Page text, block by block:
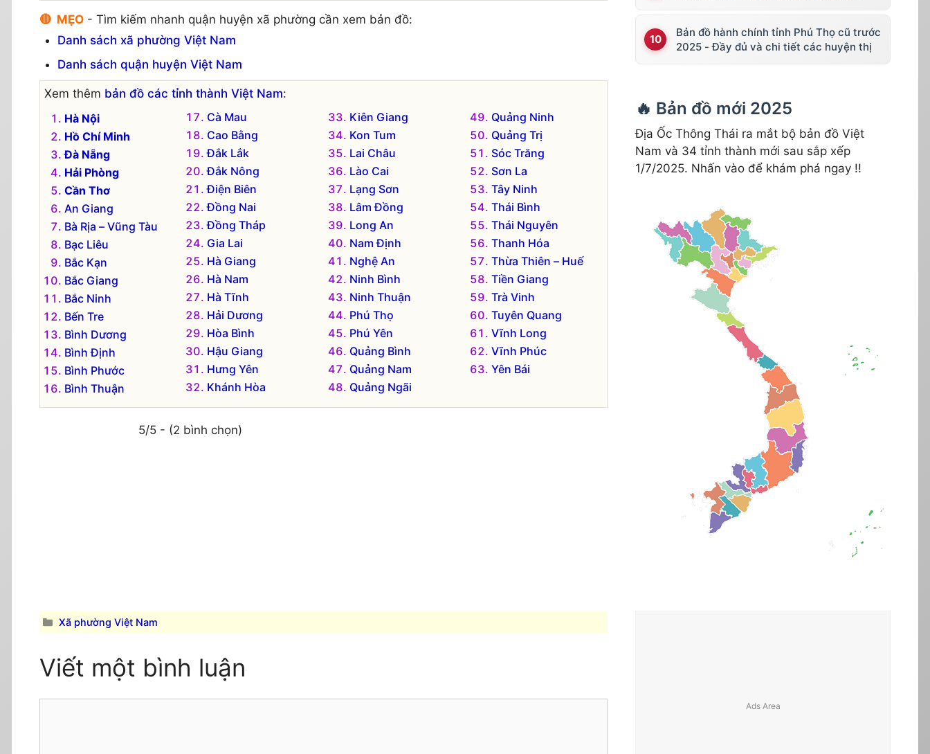
🔴 MẸO - Tìm kiếm nhanh quận huyện xã phường cần xem bản đồ:
Danh sách xã phường Việt Nam
Danh sách quận huyện Việt Nam
Xem thêm bản đồ các tỉnh thành Việt Nam:
Hà Nội
Hồ Chí Minh
Đà Nẵng
Hải Phòng
Cần Thơ
An Giang
Bà Rịa – Vũng Tàu
Bạc Liêu
Bắc Kạn
Bắc Giang
Bắc Ninh
Bến Tre
Bình Dương
Bình Định
Bình Phước
Bình Thuận
Cà Mau
Cao Bằng
Đắk Lắk
Đắk Nông
Điện Biên
Đồng Nai
Đồng Tháp
Gia Lai
Hà Giang
Hà Nam
Hà Tĩnh
Hải Dương
Hòa Bình
Hậu Giang
Hưng Yên
Khánh Hòa
Kiên Giang
Kon Tum
Lai Châu
Lào Cai
Lạng Sơn
Lâm Đồng
Long An
Nam Định
Nghệ An
Ninh Bình
Ninh Thuận
Phú Thọ
Phú Yên
Quảng Bình
Quảng Nam
Quảng Ngãi
Quảng Ninh
Quảng Trị
Sóc Trăng
Sơn La
Tây Ninh
Thái Bình
Thái Nguyên
Thanh Hóa
Thừa Thiên – Huế
Tiền Giang
Trà Vinh
Tuyên Quang
Vĩnh Long
Vĩnh Phúc
Yên Bái
5/5 - (2 bình chọn)
Danh
mục
Xã phường Việt Nam
Viết một bình luận
Bản đồ hành chính tỉnh Phú Thọ cũ trước
2025 - Đầy đủ và chi tiết các huyện thị
🔥 Bản đồ mới 2025
Địa Ốc Thông Thái ra mắt bộ bản đồ Việt
Nam và 34 tỉnh thành mới sau sắp xếp
1/7/2025. Nhấn vào để khám phá ngay !!